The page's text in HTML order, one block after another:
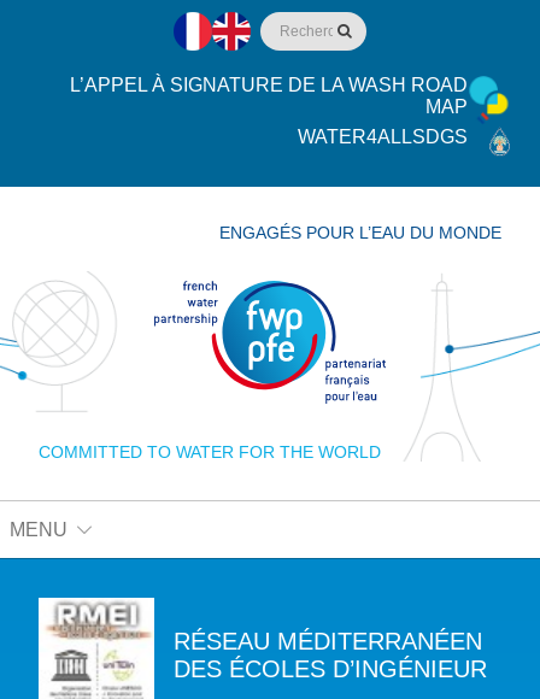
L’APPEL À SIGNATURE DE LA WASH ROAD
MAP
WATER4ALLSDGS
COMMITTED TO WATER FOR THE WORLD
ENGAGÉS POUR L’EAU DU MONDE
MENU
A PROPOS DU PFE
NOTRE MISSION
NOTRE PLAIDOYER MULTI-ACTEUR
RÉSEAU MÉDITERRANÉEN
DES ÉCOLES D’INGÉNIEUR